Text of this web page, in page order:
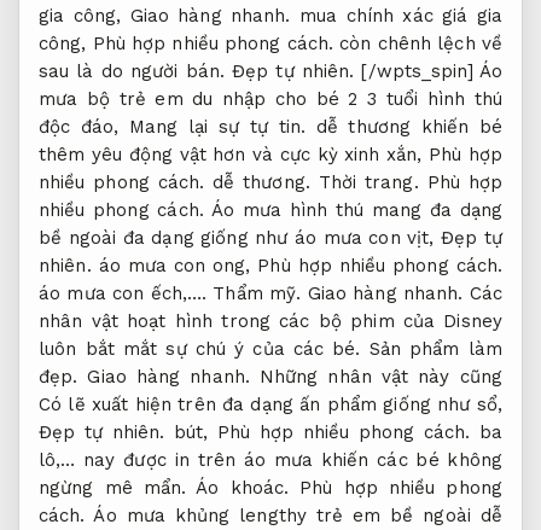
gia công, Giao hàng nhanh. mua chính xác giá gia
công, Phù hợp nhiều phong cách. còn chênh lệch về
sau là do người bán.Đẹp tự nhiên. [/wpts_spin] Áo
mưa bộ trẻ em du nhập cho bé 2 3 tuổi hình thú
độc đáo, Mang lại sự tự tin. dễ thương khiến bé
thêm yêu động vật hơn và cực kỳ xinh xắn, Phù hợp
nhiều phong cách. dễ thương. Thời trang. Phù hợp
nhiều phong cách. Áo mưa hình thú mang đa dạng
bề ngoài đa dạng giống như áo mưa con vịt,Đẹp tự
nhiên. áo mưa con ong, Phù hợp nhiều phong cách.
áo mưa con ếch,…. Thẩm mỹ. Giao hàng nhanh. Các
nhân vật hoạt hình trong các bộ phim của Disney
luôn bắt mắt sự chú ý của các bé. Sản phẩm làm
đẹp. Giao hàng nhanh. Những nhân vật này cũng
Có lẽ xuất hiện trên đa dạng ấn phẩm giống như sổ,
Đẹp tự nhiên. bút, Phù hợp nhiều phong cách. ba
lô,… nay được in trên áo mưa khiến các bé không
ngừng mê mẩn.Áo khoác.
Phù hợp nhiều phong
cách. Áo mưa khủng lengthy trẻ em bề ngoài dễ